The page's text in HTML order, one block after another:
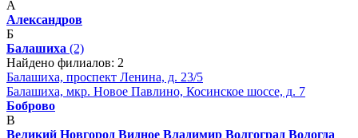
А
Александров
Б
Балашиха (2)
Найдено филиалов: 2
Балашиха, проспект Ленина, д. 23/5
Балашиха, мкр. Новое Павлино, Косинское шоссе, д. 7
Боброво
В
Великий Новгород Видное Владимир Волгоград Вологда